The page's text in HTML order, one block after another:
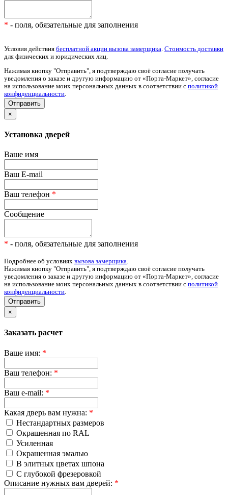
* - поля, обязательные для заполнения
Условия действия бесплатной акции вызова замерщика Стоимость доставки
для физических и юридических лиц.
Нажимая кнопку "Отправить", я подтверждаю своё согласие получать
уведомления о заказе и другую информацию от «Порта-Маркет», согласие
на использование моих персональных данных в соответствии с политикой
конфиденциальности
×
Установка дверей
Ваше имя
Ваш E-mail
Ваш телефон *
Сообщение
* - поля, обязательные для заполнения
Подробнее об условиях вызова замерщика.
Нажимая кнопку "Отправить", я подтверждаю своё согласие получать
уведомления о заказе и другую информацию от «Порта-Маркет», согласие
на использование моих персональных данных в соответствии с политикой
конфиденциальности.
Отправить
×
Заказать расчет
Ваше имя: *
Ваш телефон: *
Ваш e-mail: *
Какая дверь вам нужна: *
Нестандартных размеров
Окрашенная по RAL
Усиленная
Окрашенная эмалью
В элитных цветах шпона
С глубокой фрезеровкой
Описание нужных вам дверей: *